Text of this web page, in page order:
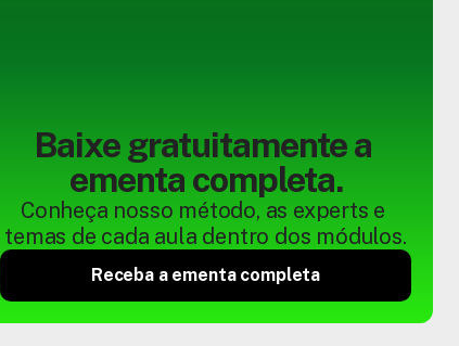
Baixe gratuitamente a
ementa completa.
Conheça nosso método, as experts e
temas de cada aula dentro dos módulos.
Receba a ementa completa